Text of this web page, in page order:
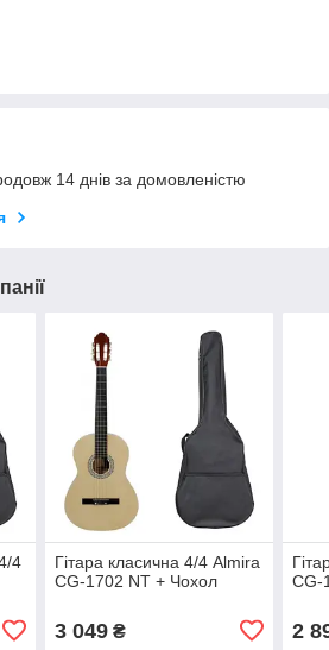
14 днів за домовленістю
4
Гітара класична 4/4 Almira
CG-1702 NT + Чохол
3 049₴
CG-
2